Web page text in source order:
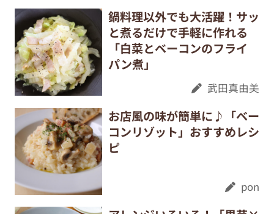
鍋料理以外でも大活躍！サッ
と煮るだけで手軽に作れる
「白菜とベーコンのフライ
パン煮」
武田真由美
お店風の味が簡単に♪「ベー
コンリゾット」おすすめレシ
ピ
pon